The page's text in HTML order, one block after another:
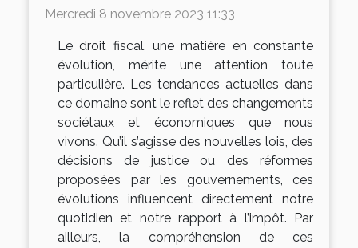
Mercredi 8 novembre 2023 11:33
Le droit fiscal, une matière en constante
évolution, mérite une attention toute
particulière. Les tendances actuelles dans
ce domaine sont le reflet des changements
sociétaux et économiques que nous
vivons. Qu’il s’agisse des nouvelles lois, des
décisions de justice ou des réformes
proposées par les gouvernements, ces
évolutions influencent directement notre
quotidien et notre rapport à l’impôt. Par
ailleurs, la compréhension de ces